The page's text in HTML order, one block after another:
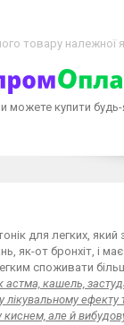
товару належної
можете купити
для легких, який
як-от бронхіт, і має
споживати
астма, кашель,
ефекту
але й